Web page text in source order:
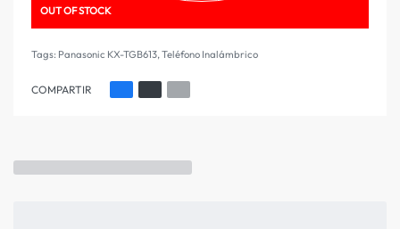
OUT OF STOCK
Tags: Panasonic KX-TGB613,Teléfono Inalámbrico
COMPARTIR